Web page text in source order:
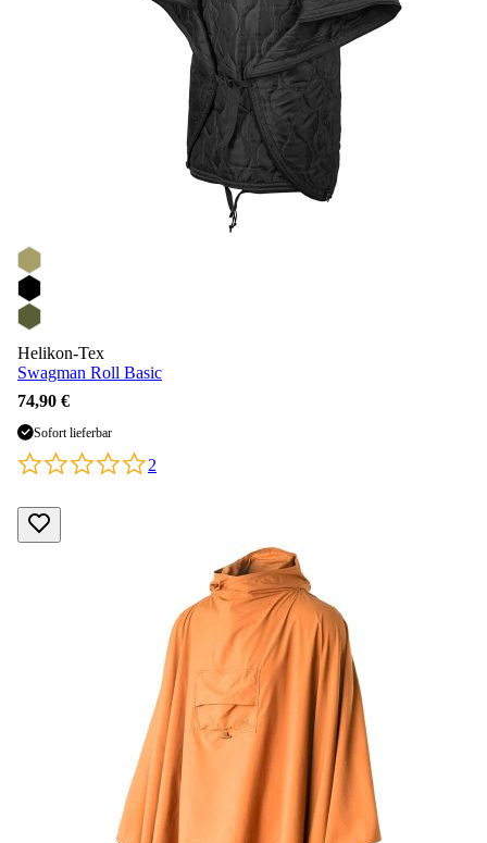
Helikon-Tex
Swagman Roll Basic
74,90 €
Sofort lieferbar
2